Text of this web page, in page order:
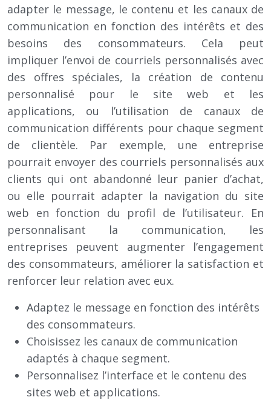
adapter le message, le contenu et les canaux de
communication en fonction des intérêts et des
besoins des consommateurs. Cela peut
impliquer l’envoi de courriels personnalisés avec
des offres spéciales, la création de contenu
personnalisé pour le site web et les
applications, ou l’utilisation de canaux de
communication différents pour chaque segment
de clientèle. Par exemple, une entreprise
pourrait envoyer des courriels personnalisés aux
clients qui ont abandonné leur panier d’achat,
ou elle pourrait adapter la navigation du site
web en fonction du profil de l’utilisateur. En
personnalisant la communication, les
entreprises peuvent augmenter l’engagement
des consommateurs, améliorer la satisfaction et
renforcer leur relation avec eux.
Adaptez le message en fonction des intérêts
des consommateurs.
Choisissez les canaux de communication
adaptés à chaque segment.
Personnalisez l’interface et le contenu des
sites web et applications.